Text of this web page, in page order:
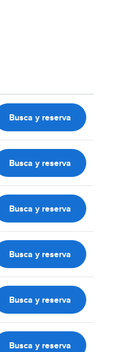
Busca y reserva
Busca y reserva
Busca y reserva
Busca y reserva
Busca y reserva
Busca y reserva